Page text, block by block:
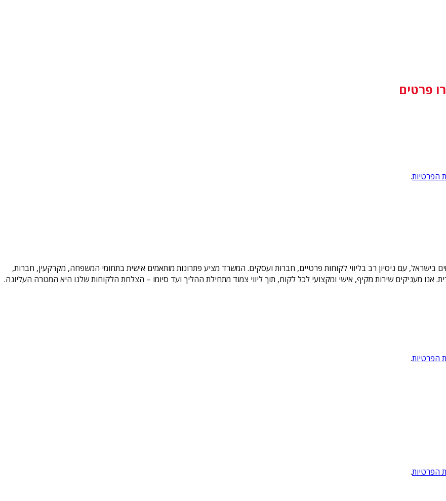
פרטים
הפרטיות.
בישראל, עם ניסיון רב בליווי לקוחות פרטיים, חברות ועסקים. המשרד מציע פתרונות מותאמים אישית בתחומי המשפחה, מקרקעין, חברות,
אנו מעניקים שירות מקיף, אישי ומקצועי לכל לקוח, תוך ליווי צמוד מתחילת ההליך ועד סיומו – הצלחת הלקוחות שלנו היא המטרה העליונה.
הפרטיות.
הפרטיות.